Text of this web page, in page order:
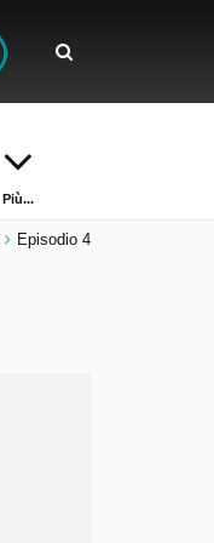
Più...
Episodio 4